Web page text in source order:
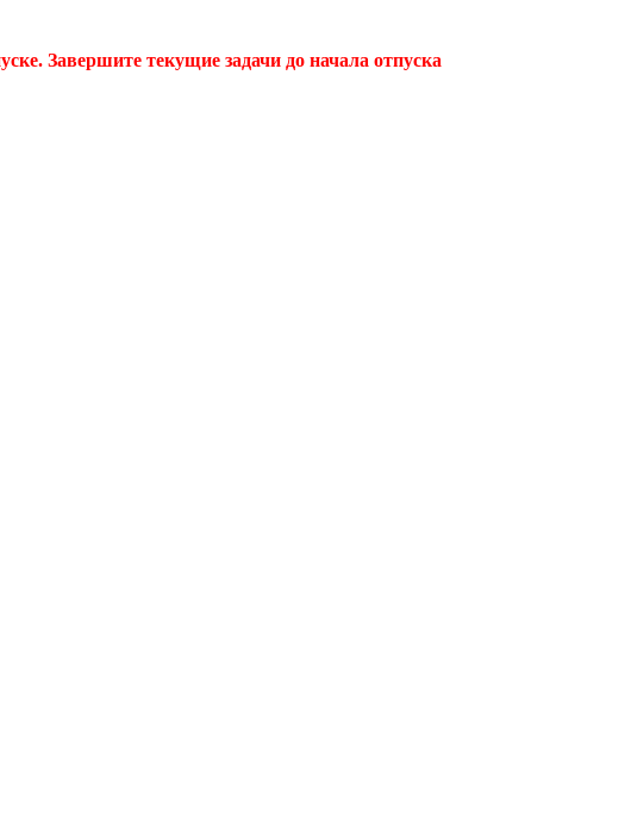
Завершите текущие задачи до начала отпуска